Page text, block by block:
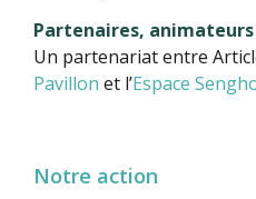
Partenaires, animateurs
Un partenariat entre
Pavillon et l’Espace
Notre action